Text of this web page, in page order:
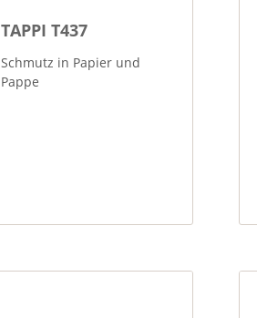
TAPPI T437
Schmutz in Papier und
Pappe